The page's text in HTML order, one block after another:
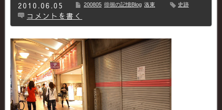
2010.06.05 200805 徘徊の記憶Blog 洛東 史跡
コメントを書く